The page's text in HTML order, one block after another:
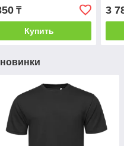
₸
Купить
3